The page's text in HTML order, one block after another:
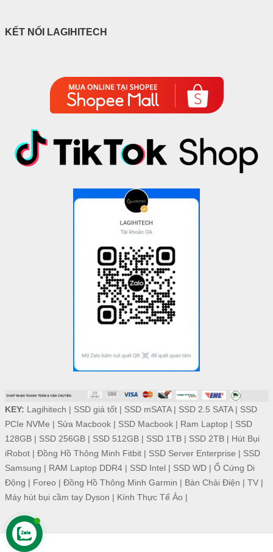
KẾT NỐI LAGIHITECH
KEY: Lagihitech | SSD giá tốt| SSD mSATA| SSD 2.5 SATA| SSD
PCIe NVMe | Sửa Macbook| SSD Macbook| Ram Laptop| SSD
128GB| SSD 256GB| SSD 512GB| SSD 1TB| SSD 2TB| Hút Bụi
iRobot| Đồng Hồ Thông Minh Fitbit| SSD Server Enterprise | SSD
Samsung | RAM Laptop DDR4| SSD Intel| SSD WD| Ổ Cứng Di
Động | Foreo | Đồng Hồ Thông Minh Garmin | Bàn Chải Điện | TV|
Máy hút bụi cầm tay Dyson | Kính Thực Tế Ảo |